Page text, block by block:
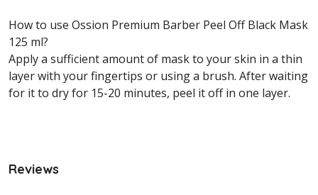
How to use Ossion Premium Barber Peel Off Black Mask
125 ml?
Apply a sufficient amount of mask to your skin in a thin
layer with your fingertips or using a brush. After waiting
for it to dry for 15-20 minutes, peel it off in one layer.
Reviews